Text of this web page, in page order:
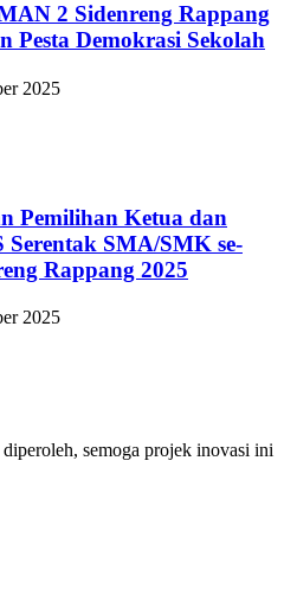
2 Sidenreng Rappang
Pesta Demokrasi Sekolah
2025
Pemilihan Ketua dan
SMA/SMK se-
Rappang 2025
2025
semoga projek inovasi ini